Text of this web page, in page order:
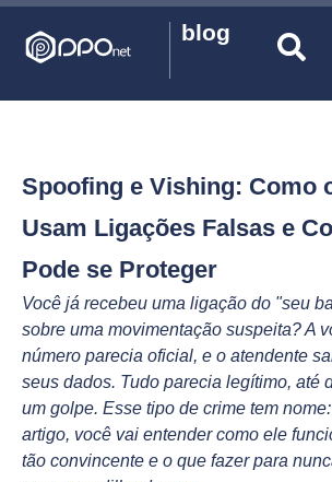
blog
Spoofing e Vishing: Como
Usam Ligações Falsas e
Pode se Proteger
Você já recebeu uma ligação do "seu
sobre uma movimentação suspeita? A
número parecia oficial, e o atendente
seus dados. Tudo parecia legítimo, até
um golpe. Esse tipo de crime tem
artigo, você vai entender como ele
tão convincente e o que fazer para